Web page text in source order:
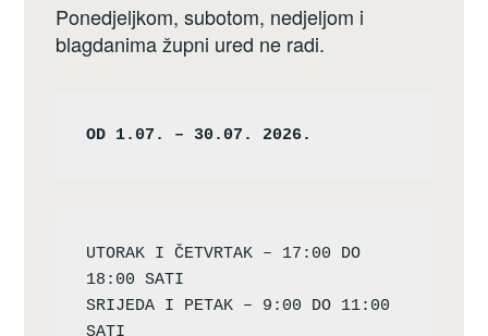
Ponedjeljkom, subotom, nedjeljom i
blagdanima župni ured ne radi.
OD 1.07. – 30.07. 2026.
UTORAK I ČETVRTAK – 17:00 DO
18:00 SATI
SRIJEDA I PETAK – 9:00 DO 11:00